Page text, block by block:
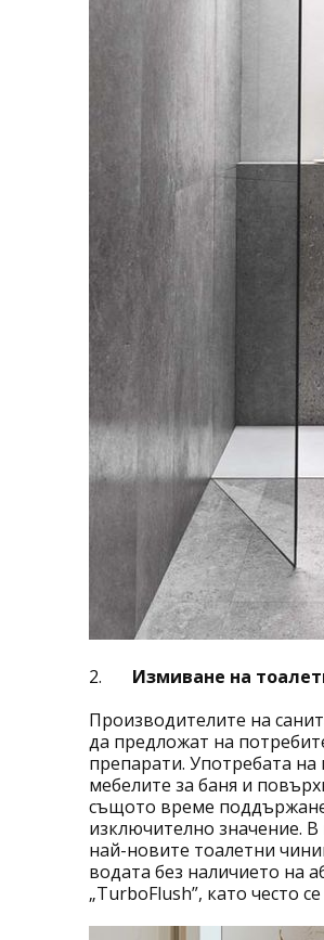
2. Измиване на
Производителите на
да предложат на
препарати. Употребата
мебелите за баня и
същото време
изключително значение. В
най-новите тоалетни
водата без наличието на
„TurboFlush”, като често